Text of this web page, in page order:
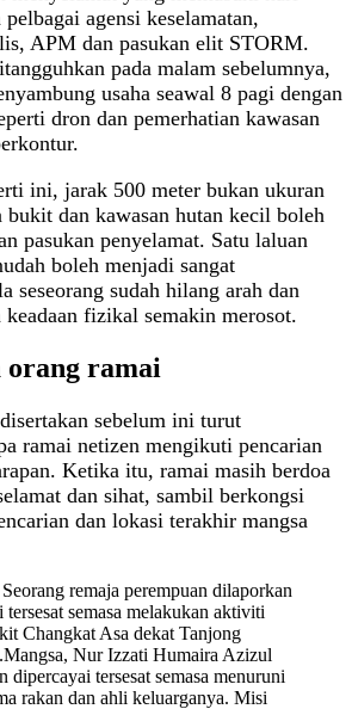
agensi keselamatan,
APM dan pasukan elit STORM.
pada malam sebelumnya,
usaha seawal 8 pagi dengan
dron dan pemerhatian kawasan
ini, jarak 500 meter bukan ukuran
bukit dan kawasan hutan kecil boleh
pasukan penyelamat. Satu laluan
boleh menjadi sangat
seseorang sudah hilang arah dan
keadaan fizikal semakin merosot.
orang ramai
sebelum ini turut
ramai netizen mengikuti pencarian
Ketika itu, ramai masih berdoa
dan sihat, sambil berkongsi
dan lokasi terakhir mangsa
remaja perempuan dilaporkan
semasa melakukan aktiviti
Changkat Asa dekat Tanjong
Nur Izzati Humaira Azizul
dipercayai tersesat semasa menuruni
rakan dan ahli keluarganya. Misi